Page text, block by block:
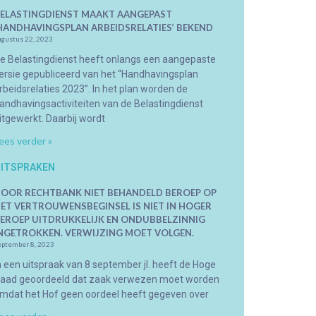
MAAKT AANGEPAST
ARBEIDSRELATIES’ BEKEND
22, 2023
Belastingdienst heeft onlangs een aangepaste
gepubliceerd van het “Handhavingsplan
2023”. In het plan worden de
van de Belastingdienst
Daarbij wordt
verder »
RECHTBANK NIET BEHANDELD BEROEP OP
VERTROUWENSBEGINSEL IS NIET IN HOGER
UITDRUKKELIJK EN ONDUBBELZINNIG
VERWIJZING MOET VOLGEN.
8, 2023
een uitspraak van 8 september jl. heeft de Hoge
geoordeeld dat zaak verwezen moet worden
het Hof geen oordeel heeft gegeven over